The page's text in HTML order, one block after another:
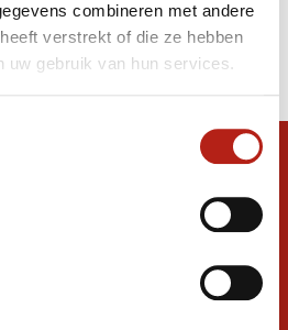
combineren met andere
verstrekt of die ze hebben
uw gebruik van hun services.
we helpen je